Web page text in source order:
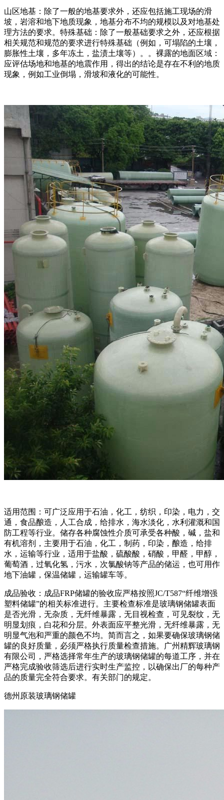
山区地基：除了一般的地基要求外，还应包括施工现场的滑
坡，岩溶和地下地质现象，地基分布不均的规模以及对地基处
理方法的要求。特殊基础：除了一般基础要求之外，还应根据
相关规范和规范的要求进行特殊基础（例如，可塌陷的土壤，
膨胀性土壤，多年冻土，盐渍土壤等）。。裸露的地面区域：
应评估场地和地基的地震作用，得出的结论是存在不利的地质
现象，例如工业倒塌，滑坡和液化的可能性。
适用范围：可广泛应用于石油，化工，纺织，印染，电力，交
通，食品酿造，人工合成，给排水，海水淡化，水利灌溉和国
防工程等行业。储存各种腐蚀性介质可承受各种酸，碱，盐和
有机溶剂，主要用于石油，化工，制药，印染，酿造，给排
水，运输等行业，适用于盐酸，硫酸酸，硝酸，甲醛，甲醇，
葡萄酒，过氧化氢，污水，次氯酸钠等产品的储运，也可用作
地下油罐，保温储罐，运输罐车等。
成品验收：成品FRP储罐的验收应严格按照JC/T587“纤维增强
塑料储罐”的相关标准进行。主要检查标准是玻璃钢储罐表面
是否光滑，无杂质，无纤维暴露，无目视检查，可见裂纹，无
明显划痕，白花和分层。外表面应平整光滑，无纤维暴露，无
明显气泡和严重的颜色不均。简而言之，如果要确保玻璃钢储
罐的良好质量，必须严格执行质量检查措施。广州精辉玻璃钢
有限公司，严格选择常年生产的玻璃钢储罐的每道工序，并在
严格完成验收筛选后进行实时生产监控，以确保出厂的每种产
品的质量完全符合要求。有关部门的规定。
德州原装玻璃钢储罐